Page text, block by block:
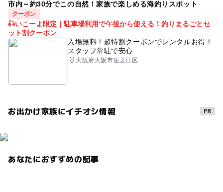
市内～約30分でこの自然！家族で楽しめる海釣りスポット
クーポン
🎣いこーよ限定｜駐車場利用で午後から使える！釣りまるごとセ
ット割クーポン
入場無料！超特割クーポンでレンタルお得！
スタッフ常駐で安心
大阪府大阪市住之江区
お出かけ家族にイチオシ情報
あなたにおすすめの記事